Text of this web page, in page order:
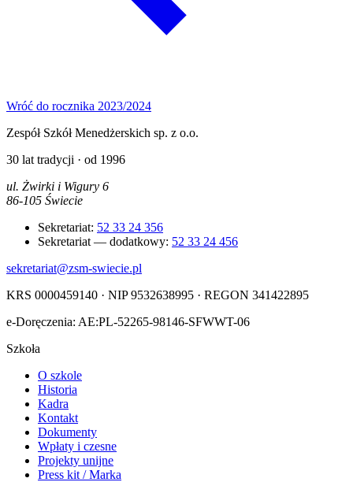
Wróć do rocznika 2023/2024
Zespół Szkół Menedżerskich sp. z o.o.
30 lat tradycji · od 1996
ul. Żwirki i Wigury 6
86-105 Świecie
Sekretariat: 52 33 24 356
Sekretariat — dodatkowy: 52 33 24 456
sekretariat@zsm-swiecie.pl
KRS 0000459140 · NIP 9532638995 · REGON 341422895
e-Doręczenia: AE:PL-52265-98146-SFWWT-06
Szkoła
O szkole
Historia
Kadra
Kontakt
Dokumenty
Wpłaty i czesne
Projekty unijne
Press kit / Marka